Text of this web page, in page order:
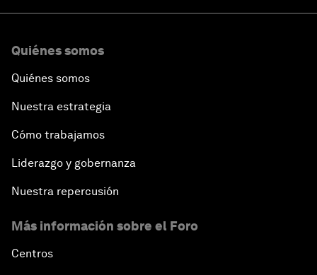
Quiénes somos
Quiénes somos
Nuestra estrategia
Cómo trabajamos
Liderazgo y gobernanza
Nuestra repercusión
Más información sobre el Foro
Centros